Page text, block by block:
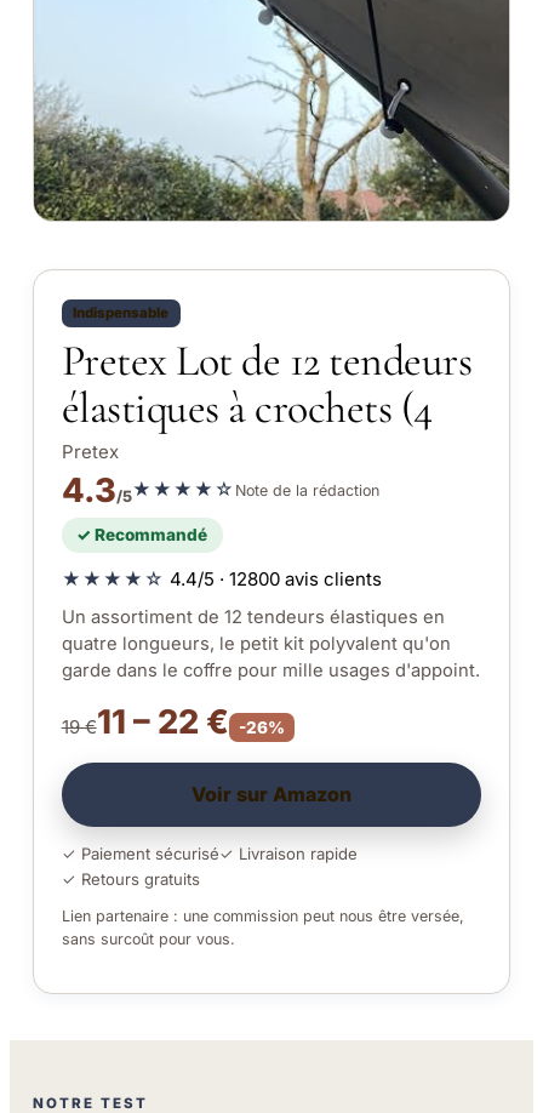
Indispensable
Pretex Lot de 12 tendeurs
élastiques à crochets (4
Pretex
4.3/5★★★★☆ Note de la rédaction
✓ Recommandé
★★★★☆ 4.4/5 · 12800 avis clients
Un assortiment de 12 tendeurs élastiques en
quatre longueurs, le petit kit polyvalent qu'on
garde dans le coffre pour mille usages d'appoint.
19 €11 – 22 € -26%
Voir sur Amazon
✓ Paiement sécurisé✓ Livraison rapide
✓ Retours gratuits
Lien partenaire : une commission peut nous être versée,
sans surcoût pour vous.
NOTRE TEST